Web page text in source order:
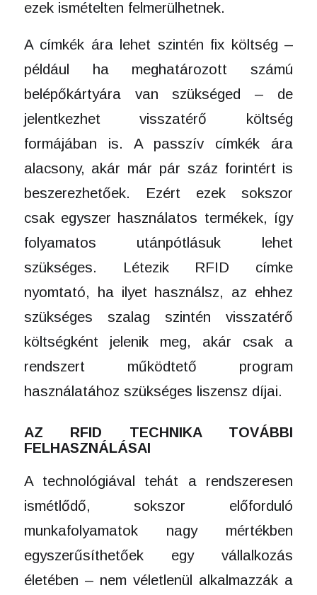
ezek ismételten felmerülhetnek.
A címkék ára lehet szintén fix költség –
például ha meghatározott számú
belépőkártyára van szükséged – de
jelentkezhet visszatérő költség
formájában is. A passzív címkék ára
alacsony, akár már pár száz forintért is
beszerezhetőek. Ezért ezek sokszor
csak egyszer használatos termékek, így
folyamatos utánpótlásuk lehet
szükséges. Létezik RFID címke
nyomtató, ha ilyet használsz, az ehhez
szükséges szalag szintén visszatérő
költségként jelenik meg, akár csak a
rendszert működtető program
használatához szükséges liszensz díjai.
AZ RFID TECHNIKA TOVÁBBI
FELHASZNÁLÁSAI
A technológiával tehát a rendszeresen
ismétlődő, sokszor előforduló
munkafolyamatok nagy mértékben
egyszerűsíthetőek egy vállalkozás
életében – nem véletlenül alkalmazzák a